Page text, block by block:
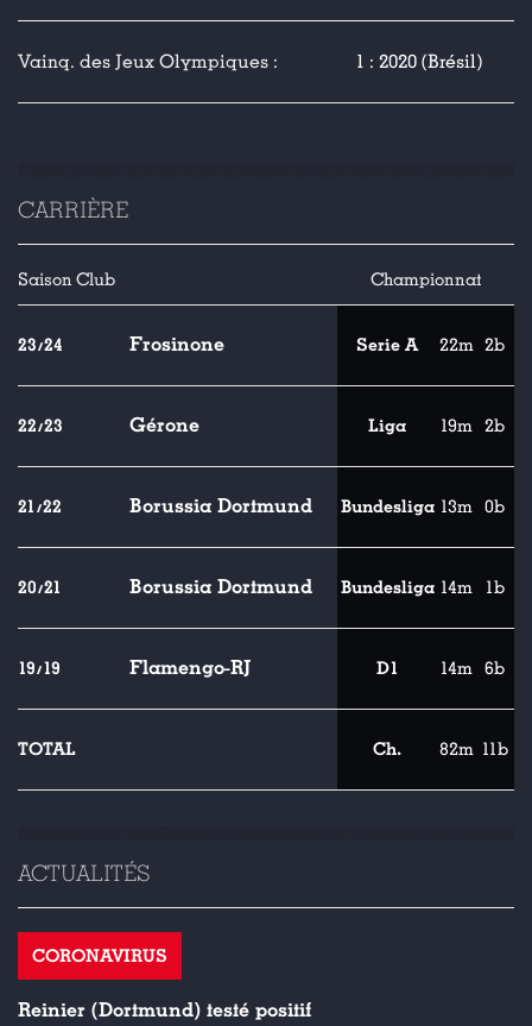
Vainq. des Jeux Olympiques : 1 : 2020 (Brésil)
CARRIÈRE
SaisonClub Championnat
23/24 Frosinone Serie A 22m 2b
22/23 Gérone Liga 19m 2b
21/22 Borussia Dortmund Bundesliga 13m 0b
20/21 Borussia Dortmund Bundesliga 14m 1b
19/19 Flamengo-RJ D1 14m 6b
TOTAL Ch. 82m 11b
ACTUALITÉS
CORONAVIRUS
Reinier (Dortmund) testé positif